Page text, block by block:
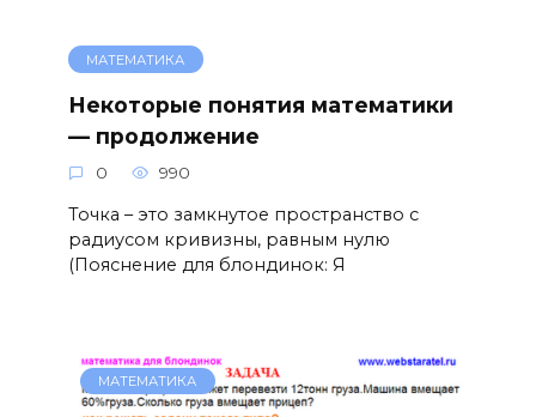
МАТЕМАТИКА
Некоторые понятия математики
— продолжение
0 990
Точка – это замкнутое пространство с
радиусом кривизны, равным нулю
(Пояснение для блондинок: Я
МАТЕМАТИКА